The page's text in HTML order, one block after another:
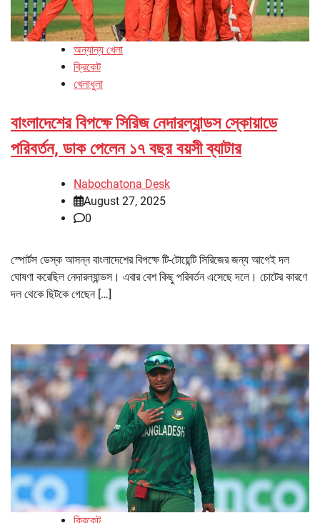
অন্যান্য খেলা
ক্রিকেট
খেলাধুলা
বাংলাদেশের বিপক্ষে সিরিজ নেদারল্যান্ডস স্কোয়াডে
পরিবর্তন, ডাক পেলেন ১৭ বছর বয়সী ব্যাটার
Nabochatona Desk
August 27, 2025
0
স্পোর্টস ডেস্ক আসন্ন বাংলাদেশের বিপক্ষে টি-টোয়েন্টি সিরিজের জন্য আগেই দল
ঘোষণা করেছিল নেদারল্যান্ডস। এবার বেশ কিছু পরিবর্তন এসেছে দলে। চোটের কারণে
দল থেকে ছিটকে গেছেন […]